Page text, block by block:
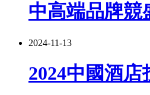
中高端品牌競
2024-11-13
2024中國酒